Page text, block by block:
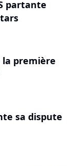
partante
la première
sa dispute